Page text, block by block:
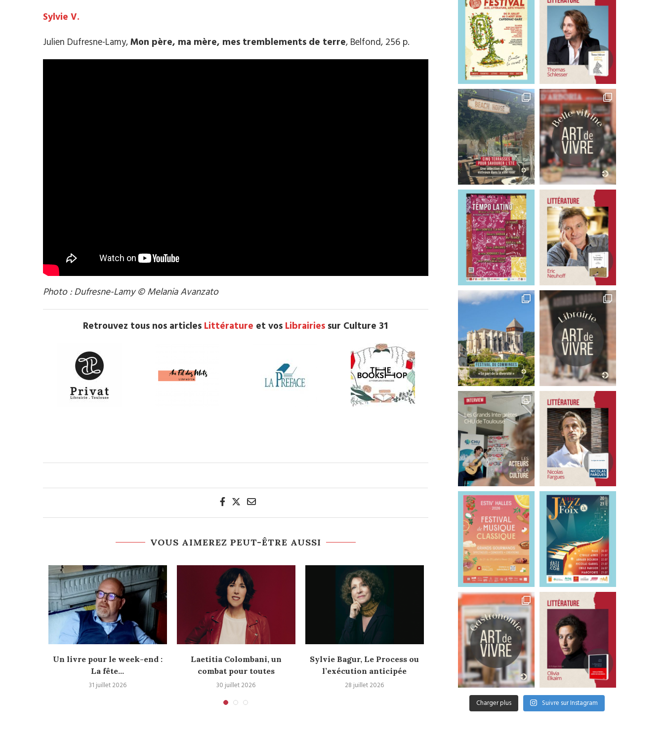
Sylvie V.
Julien Dufresne-Lamy,Mon père, ma mère, mes tremblements de terre, Belfond, 256 p.
Photo : Dufresne-Lamy © Melania Avanzato
Retrouvez tous nos articles Littérature et vos Librairies sur Culture 31
VOUS AIMEREZ PEUT-ÊTRE AUSSI
Un livre pour le week-end :
La fête...
31 juillet 2026
Laetitia Colombani, un
combat pour toutes
30 juillet 2026
Sylvie Bagur, Le Process ou
l’exécution anticipée
28 juillet 2026
La République de Gaïa,
d’Alexis Legayet
26 juillet 2026
Un livre pour le week-
Une affaire...
24 juillet 2026
Charger plus Suivre sur Instagram